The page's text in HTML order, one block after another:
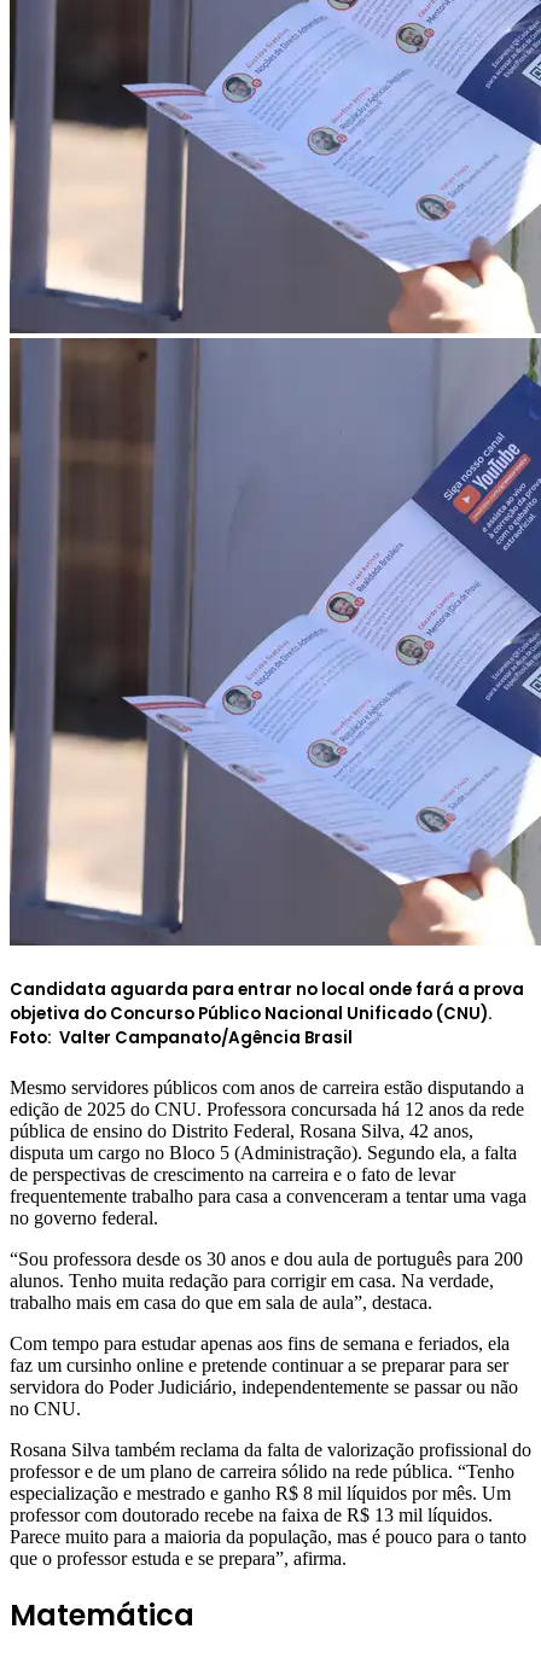
Candidata aguarda para entrar no local onde fará a prova
objetiva do Concurso Público Nacional Unificado (CNU).
Foto: Valter Campanato/Agência Brasil
Mesmo servidores públicos com anos de carreira estão disputando a
edição de 2025 do CNU. Professora concursada há 12 anos da rede
pública de ensino do Distrito Federal, Rosana Silva, 42 anos,
disputa um cargo no Bloco 5 (Administração). Segundo ela, a falta
de perspectivas de crescimento na carreira e o fato de levar
frequentemente trabalho para casa a convenceram a tentar uma vaga
no governo federal.
“Sou professora desde os 30 anos e dou aula de português para 200
alunos. Tenho muita redação para corrigir em casa. Na verdade,
trabalho mais em casa do que em sala de aula”, destaca.
Com tempo para estudar apenas aos fins de semana e feriados, ela
faz um cursinho online e pretende continuar a se preparar para ser
servidora do Poder Judiciário, independentemente se passar ou não
no CNU.
Rosana Silva também reclama da falta de valorização profissional do
professor e de um plano de carreira sólido na rede pública. “Tenho
especialização e mestrado e ganho R$ 8 mil líquidos por mês. Um
professor com doutorado recebe na faixa de R$ 13 mil líquidos.
Parece muito para a maioria da população, mas é pouco para o tanto
que o professor estuda e se prepara”, afirma.
Matemática